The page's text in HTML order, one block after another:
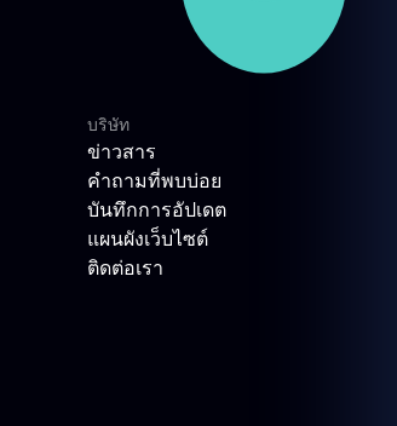
บริษัท
ข่าวสาร
คำถามที่พบบ่อย
บันทึกการอัปเดต
แผนผังเว็บไซต์
ติดต่อเรา